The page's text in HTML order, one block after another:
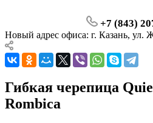
+7 (843)
Новый адрес офиса: г. Казань, ул.
Гибкая черепица
Rombica